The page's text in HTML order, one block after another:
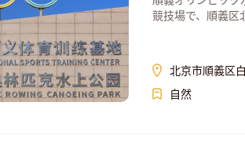
競技場で、順義
北京市順義区
自然